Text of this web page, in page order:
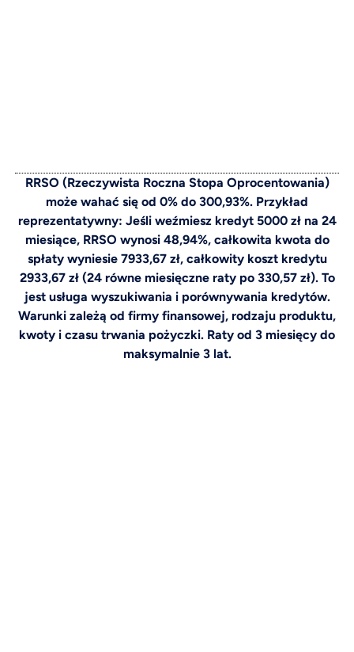
RRSO (Rzeczywista Roczna Stopa Oprocentowania)
może wahać się od 0% do 300,93%. Przykład
reprezentatywny: Jeśli weźmiesz kredyt 5000 zł na 24
miesiące, RRSO wynosi 48,94%, całkowita kwota do
spłaty wyniesie 7933,67 zł, całkowity koszt kredytu
2933,67 zł (24 równe miesięczne raty po 330,57 zł). To
jest usługa wyszukiwania i porównywania kredytów.
Warunki zależą od firmy finansowej, rodzaju produktu,
kwoty i czasu trwania pożyczki. Raty od 3 miesięcy do
maksymalnie 3 lat.